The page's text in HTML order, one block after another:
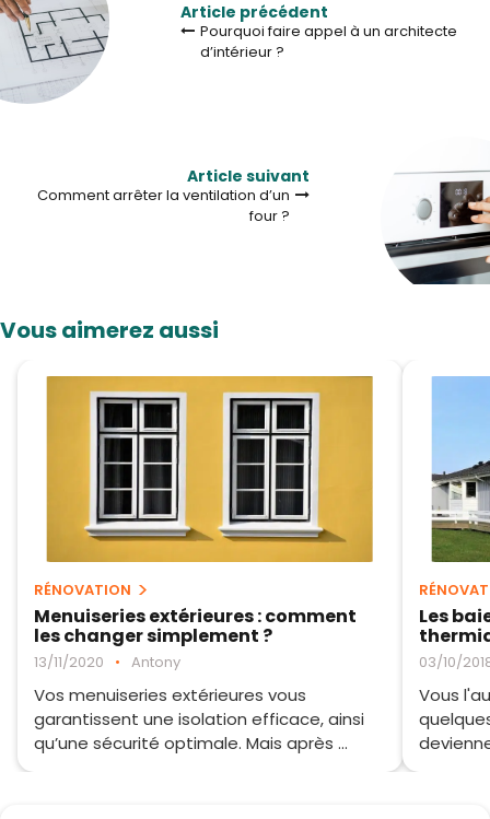
Article précédent
Pourquoi faire appel à un architecte
d’intérieur ?
Article suivant
Comment arrêter la ventilation d’un
four ?
Vous aimerez aussi
RÉNOVATION
Menuiseries extérieures : comment
les changer simplement ?
13/11/2020 • Antony
Vos menuiseries extérieures vous
garantissent une isolation efficace, ainsi
qu’une sécurité optimale. Mais après ...
Les
03/10/
Vous